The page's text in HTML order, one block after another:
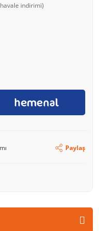
indirimi)
Paylaş